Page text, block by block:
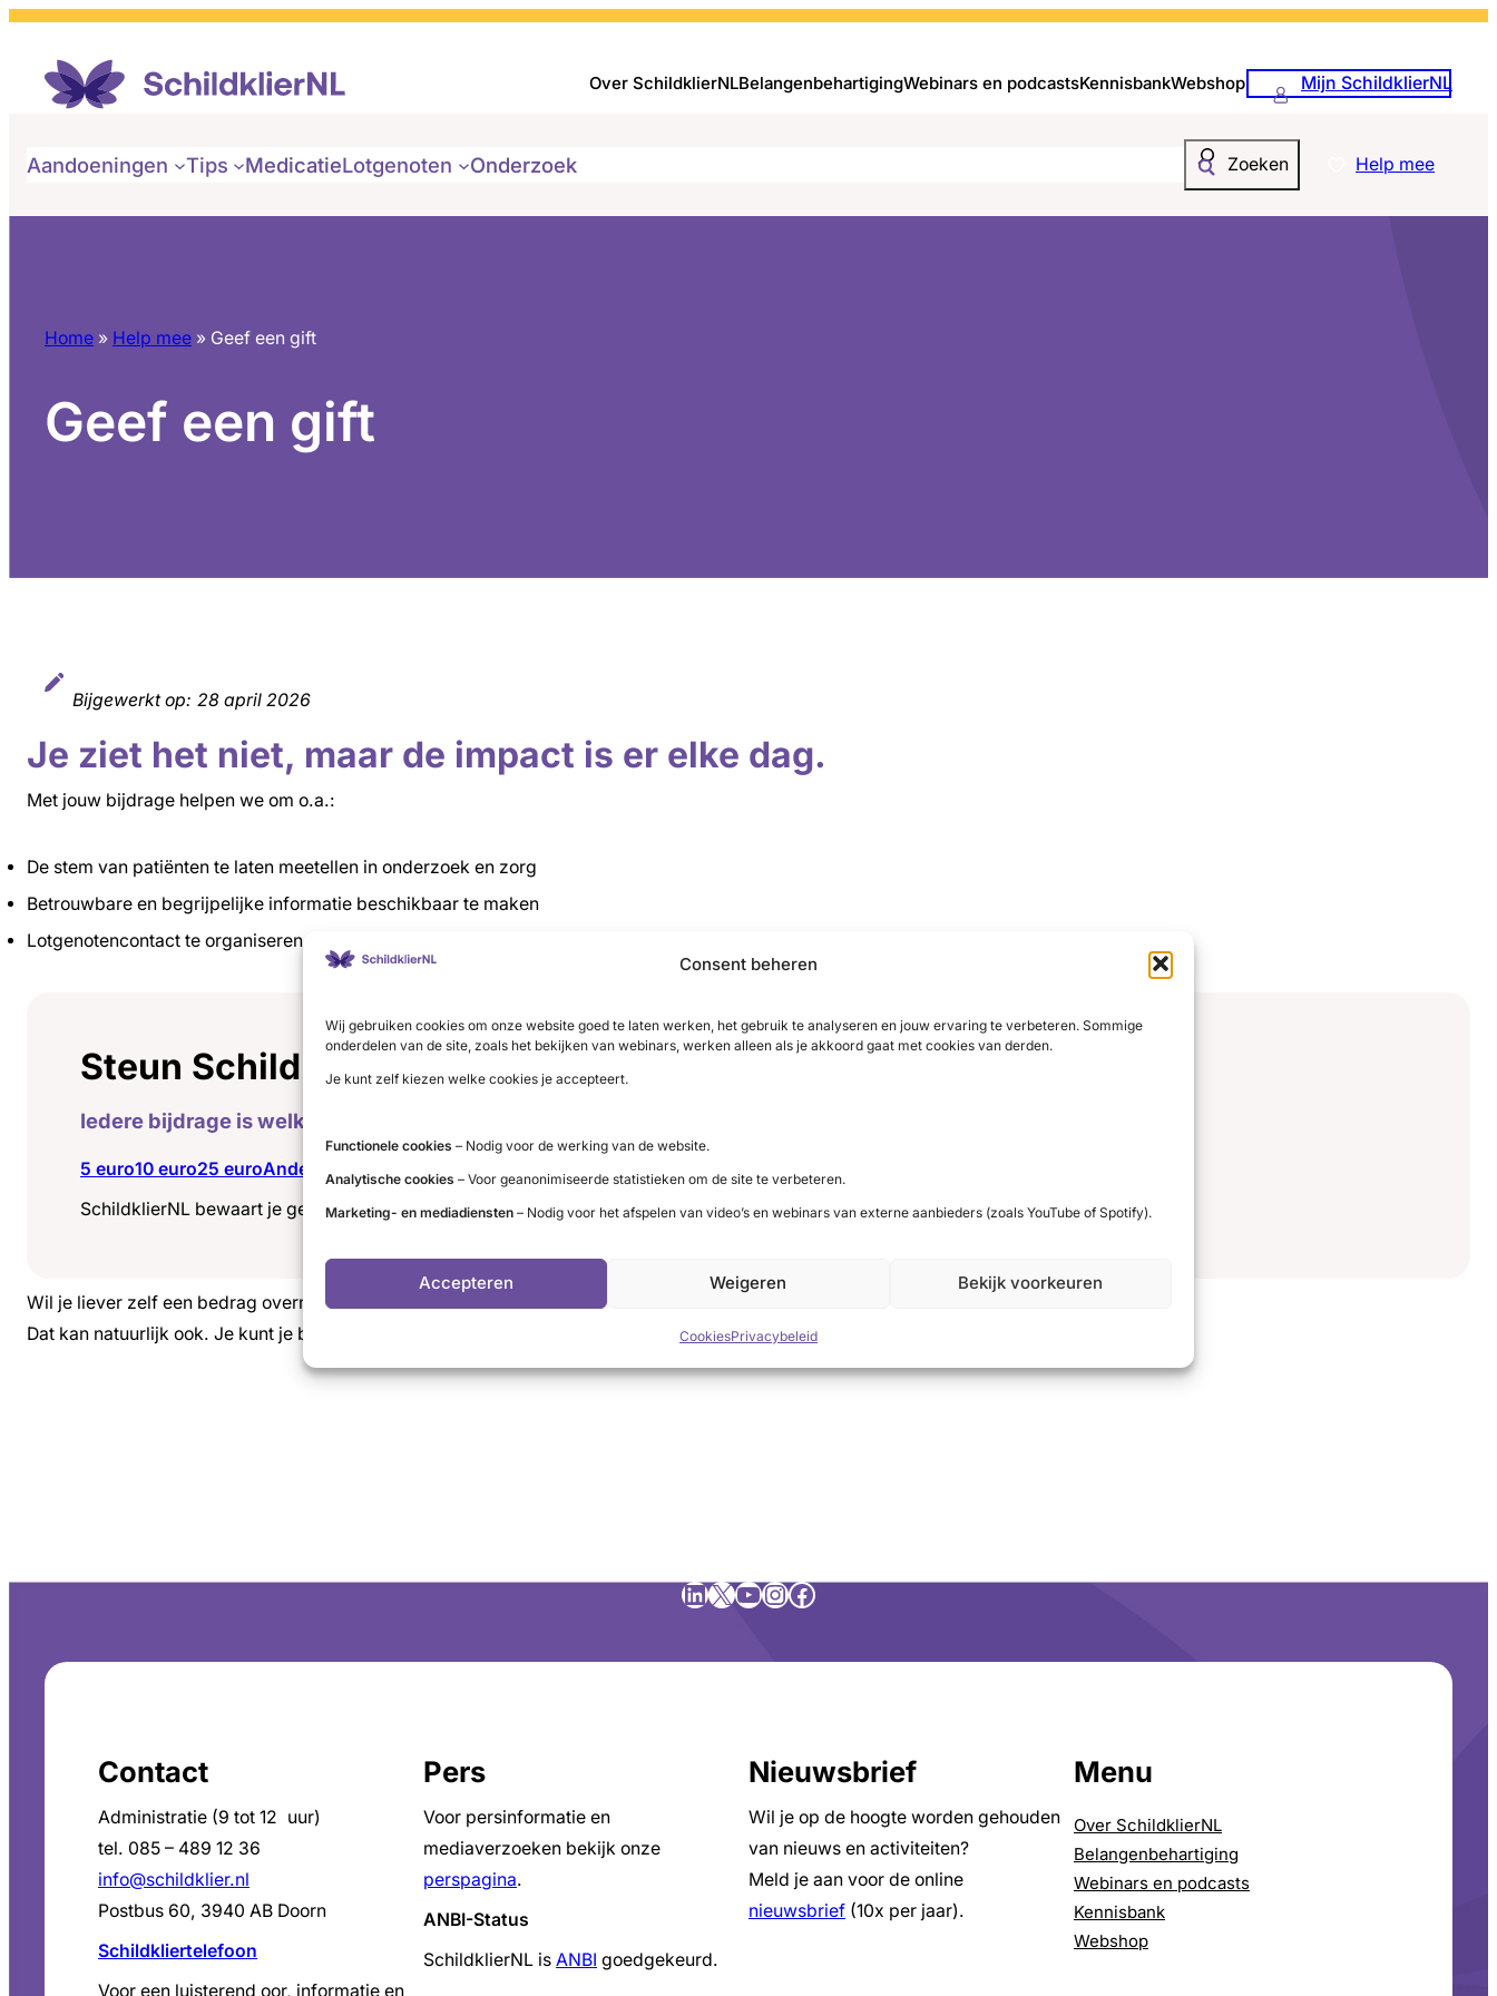
Consent beheren
Wij gebruiken cookies om onze website goed te laten werken, het gebruik te analyseren en jouw ervaring te verbeteren. Sommige
onderdelen van de site, zoals het bekijken van webinars, werken alleen als je akkoord gaat met cookies van derden.
Je kunt zelf kiezen welke cookies je accepteert.
Functionele cookies – Nodig voor de werking van de website.
Analytische cookies – Voor geanonimiseerde statistieken om de site te verbeteren.
Marketing- en mediadiensten – Nodig voor het afspelen van video’s en webinars van externe aanbieders (zoals YouTube of Spotify).
Accepteren Weigeren Bekijk voorkeuren
CookiesPrivacybeleid
Over SchildklierNLBelangenbehartigingWebinars en podcastsKennisbankWebshop Mijn SchildklierNL
Aandoeningen Tips MedicatieLotgenoten Onderzoek
Zoeken
Help mee
Home » Help mee » Geef een gift
Geef een gift
Bijgewerkt op: 28 april 2026
Je ziet het niet, maar de impact is er elke dag.
Met jouw bijdrage helpen we om o.a.:
De stem van patiënten te laten meetellen in onderzoek en zorg
Betrouwbare en begrijpelijke informatie beschikbaar te maken
Lotgenotencontact te organiseren voor mensen die zich vaak alleen voelen
Steun SchildklierNL
Iedere bijdrage is welkom!
5 euro10 euro25 euroAnders
SchildklierNL bewaart je gegevens conform hetprivacybeleid.
Wil je liever zelf een bedrag overmaken?
Dat kan natuurlijk ook. Je kunt je bijdrage storten op NL05 RABO 0138 545162 t.a.v. SchildklierNL o.v.v. gift.
LinkedIn
X YouTube
Instagram
Facebook
Contact
Administratie (9 tot 12 uur)
tel. 085 – 489 12 36
info@schildklier.nl
Postbus 60, 3940 AB Doorn
Schildkliertelefoon
Voor een luisterend oor, informatie en
Pers
Voor persinformatie en
mediaverzoeken bekijk onze
perspagina.
ANBI-Status
SchildklierNL is ANBI goedgekeurd.
Nieuwsbrief
Wil je op de hoogte worden gehouden
van nieuws en activiteiten?
Meld je aan voor de online
nieuwsbrief (10x per jaar).
Menu
Over SchildklierNL
Belangenbehartiging
Webinars en podcasts
Kennisbank
Webshop